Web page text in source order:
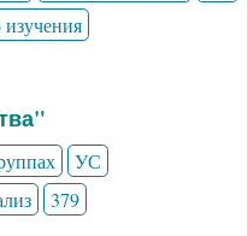
УС
379